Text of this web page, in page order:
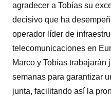
agradecer a Tobías su
decisivo que ha
operador líder de
telecomunicaciones en
Marco y Tobías trabajarán
semanas para garantizar
junta, facilitando así la